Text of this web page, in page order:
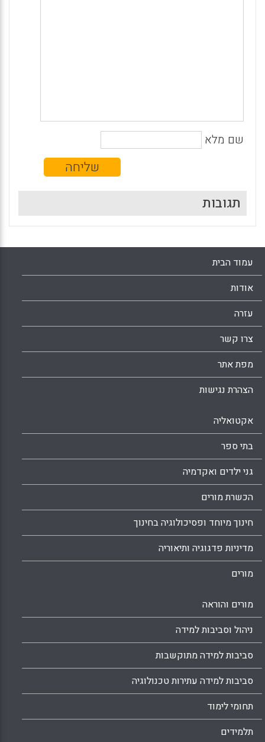
שם מלא
תגובות
עמוד הבית
אודות
עזרה
צרו קשר
מפת אתר
הצהרת נגישות
אקטואליה
בתי ספר
גני ילדים ואקדמיה
הכשרת מורים
חינוך מיוחד ופסיכולוגיה בחינוך
מדיניות פדגוגיה ותיאוריה
מורים
מורים והוראה
ניהול וסביבות למידה
סביבות למידה מתוקשבות
סביבות למידה עתירות טכנולוגיה
תחומי לימוד
תלמידים